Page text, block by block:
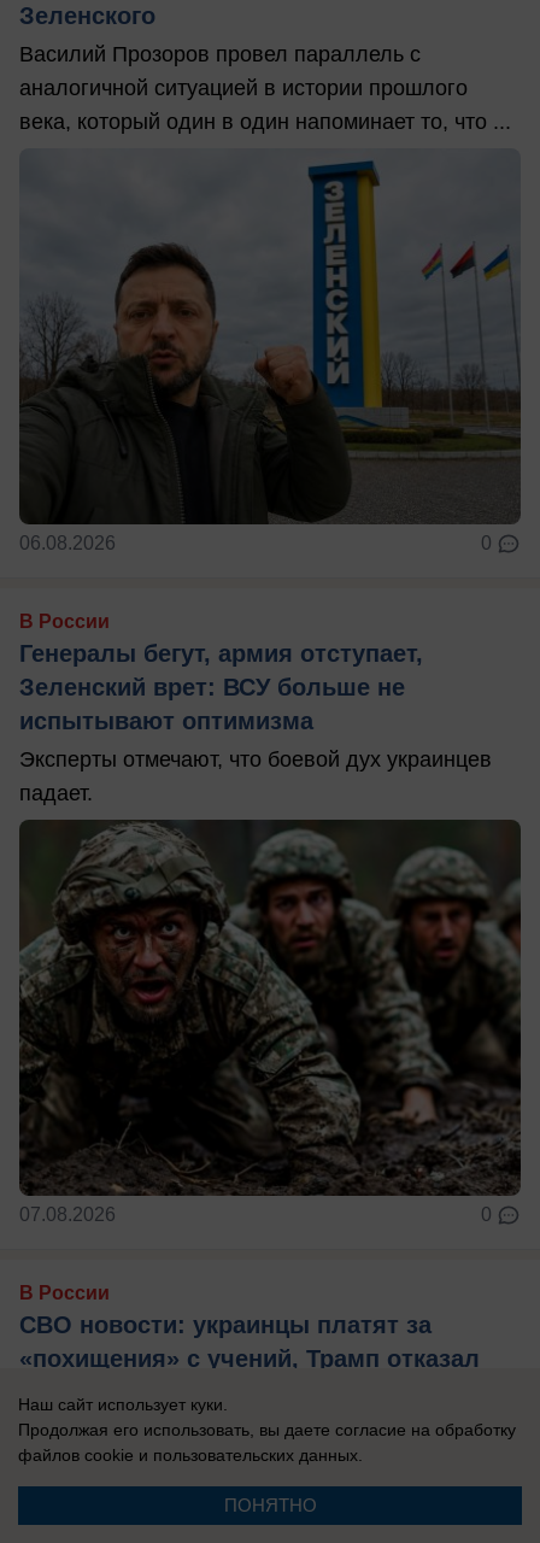
Зеленского
Василий Прозоров провел параллель с
аналогичной ситуацией в истории прошлого
века, который один в один напоминает то, что ...
06.08.2026 0
В России
Генералы бегут, армия отступает,
Зеленский врет: ВСУ больше не
испытывают оптимизма
Эксперты отмечают, что боевой дух украинцев
падает.
07.08.2026 0
В России
СВО новости: украинцы платят за
«похищения» с учений, Трамп отказал
Украине в ракетах Patriot, боевики ВСУ
тонут при форсировании Северского
Донца
Главные новости СВО на утро 7 августа 2026
года.
Наш сайт использует куки.
Продолжая его использовать, вы даете согласие на обработку
файлов cookie и пользовательских данных.
ПОНЯТНО